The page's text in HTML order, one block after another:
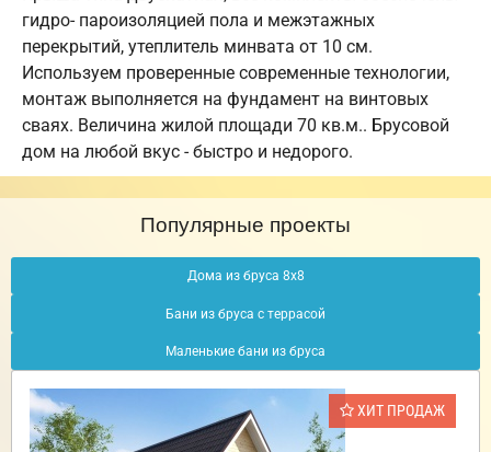
гидро- пароизоляцией пола и межэтажных
перекрытий, утеплитель минвата от 10 см.
Используем проверенные современные технологии,
монтаж выполняется на фундамент на винтовых
сваях. Величина жилой площади 70 кв.м.. Брусовой
дом на любой вкус - быстро и недорого.
Популярные проекты
Дома из бруса 8х8
Бани из бруса с террасой
Маленькие бани из бруса
ХИТ ПРОДАЖ